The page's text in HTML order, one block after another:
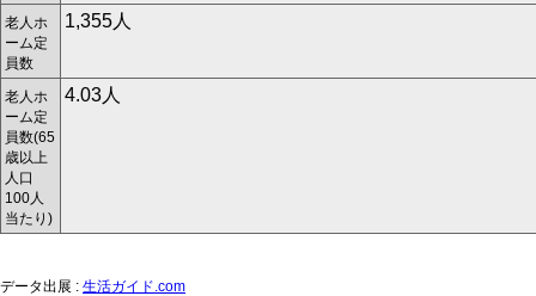
老人ホ
ーム定
員数
1,355人
老人ホ
ーム定
員数(65
歳以上
人口
100人
当たり)
4.03人
データ出展 : 生活ガイド.com